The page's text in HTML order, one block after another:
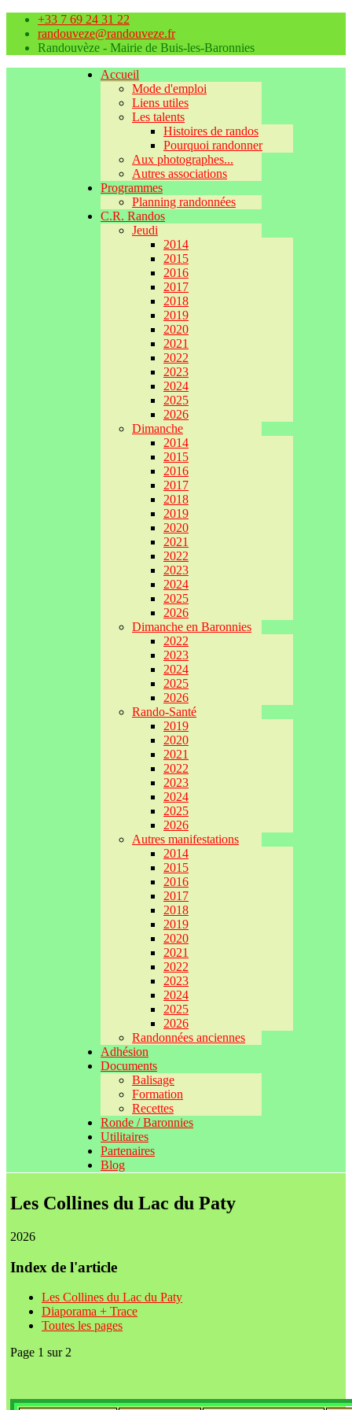
+33 7 69 24 31 22
randouveze@randouveze.fr
Randouvèze - Mairie de Buis-les-Baronnies
Accueil
Mode d'emploi
Liens utiles
Les talents
Histoires de randos
Pourquoi randonner
Aux photographes...
Autres associations
Programmes
Planning randonnées
C.R. Randos
Jeudi
2014
2015
2016
2017
2018
2019
2020
2021
2022
2023
2024
2025
2026
Dimanche
2014
2015
2016
2017
2018
2019
2020
2021
2022
2023
2024
2025
2026
Dimanche en Baronnies
2022
2023
2024
2025
2026
Rando-Santé
2019
2020
2021
2022
2023
2024
2025
2026
Autres manifestations
2014
2015
2016
2017
2018
2019
2020
2021
2022
2023
2024
2025
2026
Randonnées anciennes
Adhésion
Documents
Balisage
Formation
Recettes
Ronde / Baronnies
Utilitaires
Partenaires
Blog
Les Collines du Lac du Paty
2026
Index de l'article
Les Collines du Lac du Paty
Diaporama + Trace
Toutes les pages
Page 1 sur 2